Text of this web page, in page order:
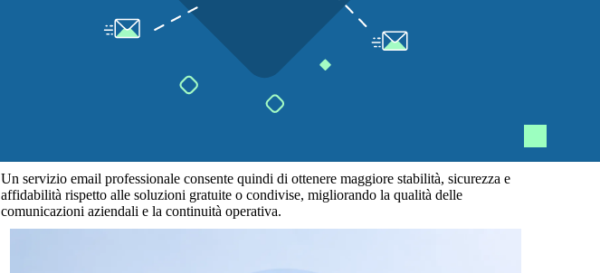
Un servizio email professionale consente quindi di ottenere maggiore stabilità, sicurezza e
affidabilità rispetto alle soluzioni gratuite o condivise, migliorando la qualità delle
comunicazioni aziendali e la continuità operativa.